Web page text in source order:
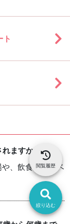
絞り込む
閲覧履歴
ト
れますか？
、飲食店、イベ